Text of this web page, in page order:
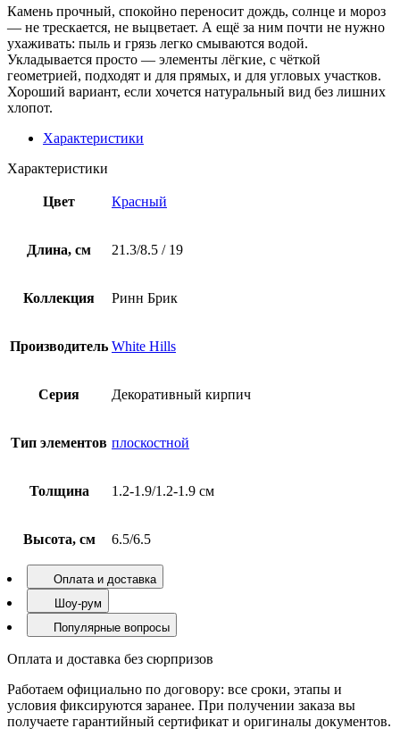
Камень прочный, спокойно переносит дождь, солнце и мороз
— не трескается, не выцветает. А ещё за ним почти не нужно
ухаживать: пыль и грязь легко смываются водой.
Укладывается просто — элементы лёгкие, с чёткой
геометрией, подходят и для прямых, и для угловых участков.
Хороший вариант, если хочется натуральный вид без лишних
хлопот.
Характеристики
Характеристики
Цвет Красный
Длина, см 21.3/8.5 / 19
Коллекция Ринн Брик
Производитель White Hills
Серия Декоративный кирпич
Тип элементов плоскостной
Толщина 1.2-1.9/1.2-1.9 см
Высота, см 6.5/6.5
Оплата и доставка
Шоу-рум
Популярные вопросы
Оплата и доставка без сюрпризов
Работаем официально по договору: все сроки, этапы и
условия фиксируются заранее. При получении заказа вы
получаете гарантийный сертификат и оригиналы документов.